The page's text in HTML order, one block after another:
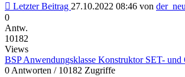
Letzter Beitrag 27.10.2022 08:46 von
0
Antw.
10182
Views
BSP Anwendungsklasse Konstruktor SET-
0 Antworten / 10182 Zugriffe